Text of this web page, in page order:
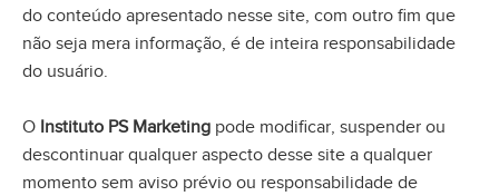
do conteúdo apresentado nesse site, com outro fim que
não seja mera informação, é de inteira responsabilidade
do usuário.
O Instituto PS Marketing pode modificar, suspender ou
descontinuar qualquer aspecto desse site a qualquer
momento sem aviso prévio ou responsabilidade de